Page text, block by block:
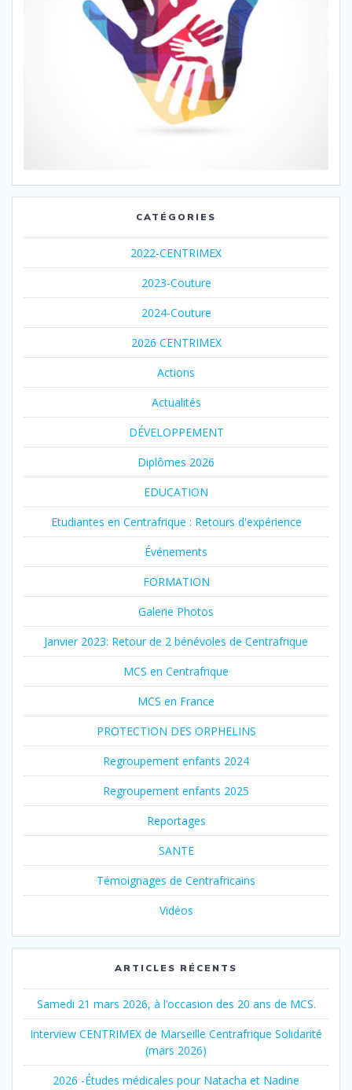
CATÉGORIES
2022-CENTRIMEX
2023-Couture
2024-Couture
2026 CENTRIMEX
Actions
Actualités
DÉVELOPPEMENT
Diplômes 2026
EDUCATION
Etudiantes en Centrafrique : Retours d'expérience
Événements
FORMATION
Galerie Photos
Janvier 2023: Retour de 2 bénévoles de Centrafrique
MCS en Centrafrique
MCS en France
PROTECTION DES ORPHELINS
Regroupement enfants 2024
Regroupement enfants 2025
Reportages
SANTE
Témoignages de Centrafricains
Vidéos
ARTICLES RÉCENTS
Samedi 21 mars 2026, à l’occasion des 20 ans de MCS.
Interview CENTRIMEX de Marseille Centrafrique Solidarité
(mars 2026)
2026 -Études médicales pour Natacha et Nadine